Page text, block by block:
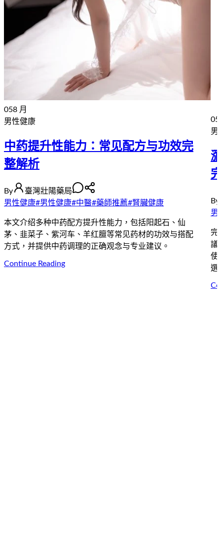
058 月
男性健康
中药提升性能力：常见配方与功效完
整解析
By
臺灣壯陽藥局
男性健康#男性健康#中醫#藥師推薦#腎臟健康
本文介绍多种中药配方提升性能力，包括阳起石、仙
茅、韭菜子、紫河车、羊红膻等常见药材的功效与搭配
方式，并提供中药调理的正确观念与专业建议。
Continue Reading
05
男
By
男
完
議
使
選